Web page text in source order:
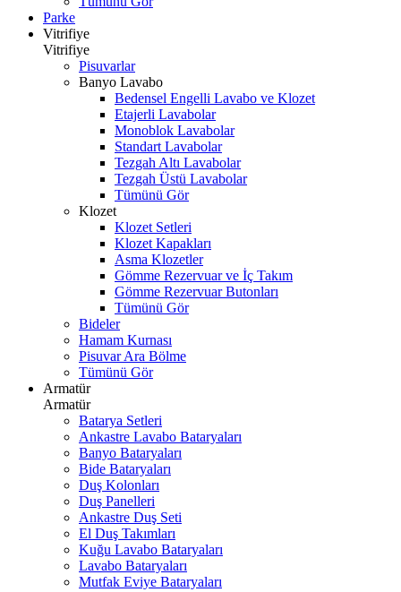
Parke
Vitrifiye
Vitrifiye
Pisuvarlar
Banyo Lavabo
Bedensel Engelli Lavabo ve Klozet
Etajerli Lavabolar
Monoblok Lavabolar
Standart Lavabolar
Tezgah Altı Lavabolar
Tezgah Üstü Lavabolar
Tümünü Gör
Klozet
Klozet Setleri
Klozet Kapakları
Asma Klozetler
Gömme Rezervuar ve İç Takım
Gömme Rezervuar Butonları
Tümünü Gör
Bideler
Hamam Kurnası
Pisuvar Ara Bölme
Tümünü Gör
Armatür
Armatür
Batarya Setleri
Ankastre Lavabo Bataryaları
Banyo Bataryaları
Bide Bataryaları
Duş Kolonları
Duş Panelleri
Ankastre Duş Seti
El Duş Takımları
Kuğu Lavabo Bataryaları
Lavabo Bataryaları
Mutfak Eviye Bataryaları